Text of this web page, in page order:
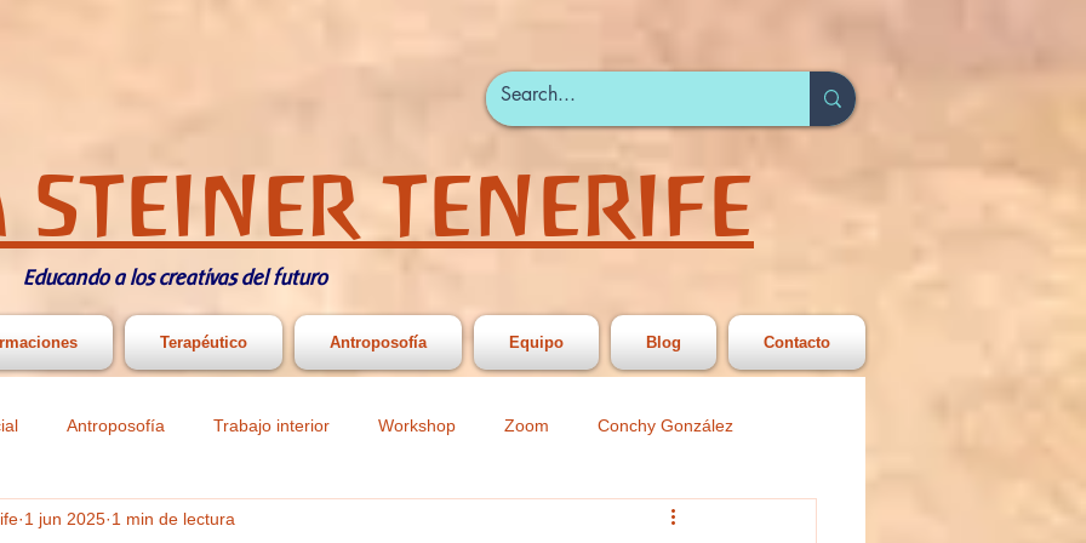
STEINER TENERIFE
Educando a los creativas del futuro
Terapéutico Antroposofía Equipo Blog Contacto
Antroposofía Trabajo interior Workshop Zoom Conchy González
Actividades infantiles y juveniles
1 jun 2025 1 min de lectura